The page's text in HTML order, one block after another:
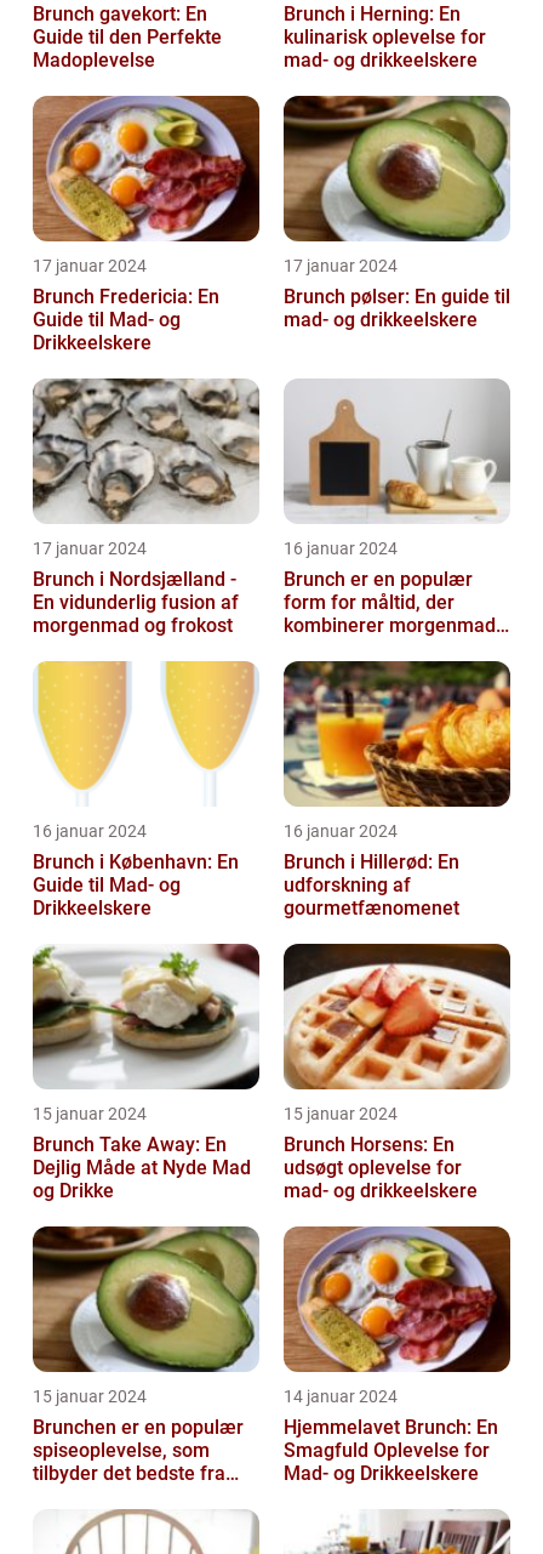
Brunch gavekort: En
Guide til den Perfekte
Madoplevelse
Brunch i Herning: En
kulinarisk oplevelse for
mad- og drikkeelskere
17 januar 2024
Brunch Fredericia: En
Guide til Mad- og
Drikkeelskere
17 januar 2024
Brunch pølser: En guide til
mad- og drikkeelskere
17 januar 2024
Brunch i Nordsjælland -
En vidunderlig fusion af
morgenmad og frokost
16 januar 2024
Brunch er en populær
form for måltid, der
kombinerer morgenmad
mulighed for ...
16 januar 2024
Brunch i København: En
Guide til Mad- og
Drikkeelskere
16 januar 2024
Brunch i Hillerød: En
udforskning af
gourmetfænomenet
15 januar 2024
Brunch Take Away: En
Dejlig Måde at Nyde Mad
og Drikke
15 januar 2024
Brunch Horsens: En
udsøgt oplevelse for
mad- og drikkeelskere
15 januar 2024
Brunchen er en populær
spiseoplevelse, som
tilbyder det bedste fra
frokost
14 januar 2024
Hjemmelavet Brunch: En
Smagfuld Oplevelse for
Mad- og Drikkeelskere